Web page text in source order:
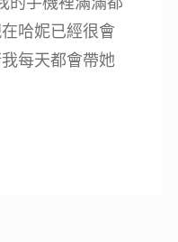
哈妮已經很會
每天都會帶她